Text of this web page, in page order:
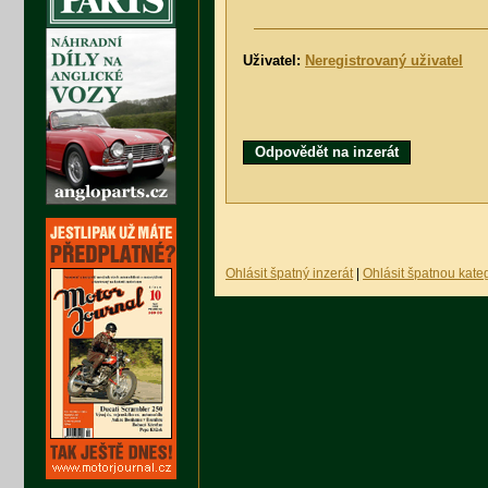
Uživatel: Neregistrovaný uživatel
Odpovědět na inzerát
Ohlásit špatný inzerát Ohlásit špatnou